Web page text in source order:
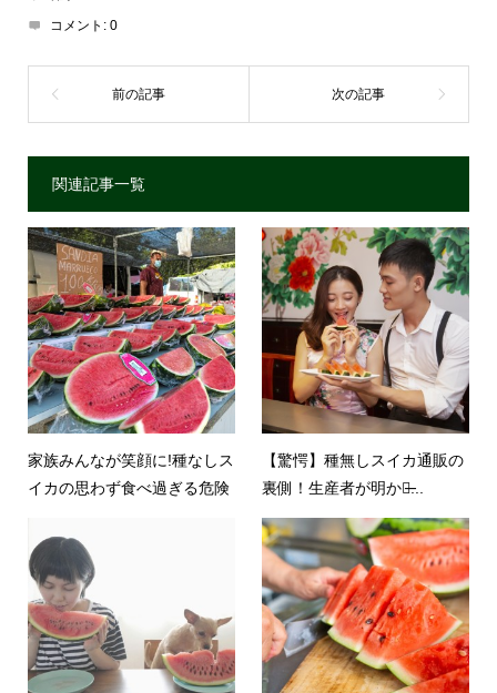
コメント: 0
関連記事一覧
家族みんなが笑顔に!種なしス
イカの思わず食べ過ぎる危険
【驚愕】種無しスイカ通販の
裏側！生産者が明かす̶...